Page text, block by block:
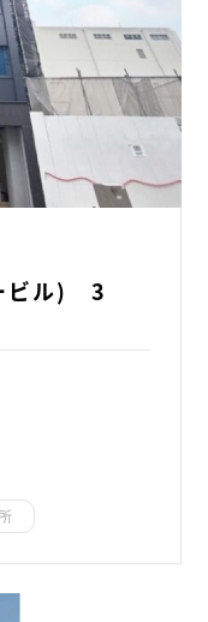
ビル) 3